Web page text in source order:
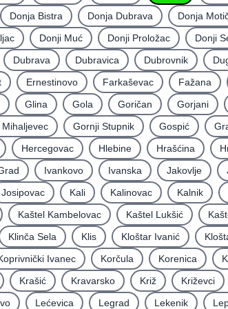
Donja Bistra Donja Dubrava Donja
Donji Muć Donji Proložac Donji
Dubrava Dubravica Dubrovnik
Ernestinovo Farkaševac Fažana
Glina Gola Goričan Gorjani
Gornji Stupnik Gospić
Hercegovac Hlebine Hrašćina
Ivankovo Ivanska Jakovlje
Josipovac Kali Kalinovac Kalnik
Kaštel Kambelovac Kaštel Lukšić
Klinča Sela Klis Kloštar Ivanić
Ivanec Korčula Korenica
Krašić Kravarsko Križ Križevci
Lećevica Legrad Lekenik